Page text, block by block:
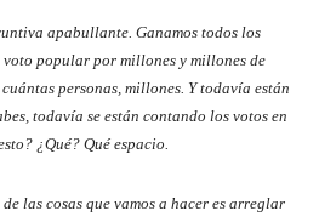
apabullante. Ganamos todos los
voto popular por millones y millones de
personas, millones. Y todavía están
todavía se están contando los votos en
¿Qué? Qué espacio.
las cosas que vamos a hacer es arreglar